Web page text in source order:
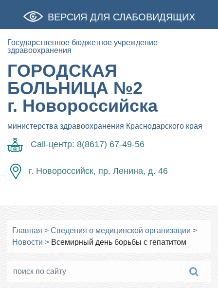
ВЕРСИЯ ДЛЯ СЛАБОВИДЯЩИХ
Государственное бюджетное учреждение
здравоохранения
ГОРОДСКАЯ
БОЛЬНИЦА №2
г. Новороссийска
министерства здравоохранения Краснодарского края
Call-центр: 8(8617) 67-49-56
г. Новороссийск, пр. Ленина, д. 46
Главная > Сведения о медицинской организации >
Новости > Всемирный день борьбы с гепатитом